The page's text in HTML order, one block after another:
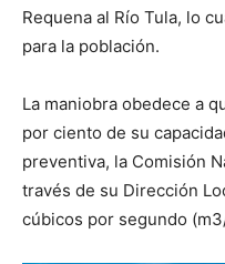
Requena al Río Tula, lo
para la población.
La maniobra obedece a
por ciento de su
preventiva, la Comisión
través de su Dirección
cúbicos por segundo